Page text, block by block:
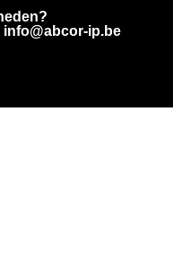
info@abcor-ip.be